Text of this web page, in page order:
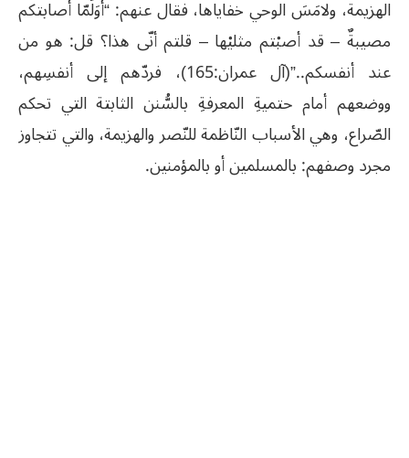
الهزيمة، ولامَسَ الوحي خفاياها، فقال عنهم: “أوَلَمّا أصابتكم
مصيبةٌ – قد أصبْتم مثليْها – قلتم أنّى هذا؟ قل: هو من
عند أنفسكم..”(آل عمران:165)، فردّهم إلى أنفسِهم،
ووضعهم أمام حتميةِ المعرفةِ بالسُّنن الثابتة التي تحكم
الصّراع، وهي الأسباب النّاظمة للنّصر والهزيمة، والتي تتجاوز
مجرد وصفهم: بالمسلمين أو بالمؤمنين.